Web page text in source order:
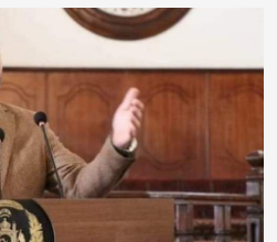
تاکید کردند که رهبران کشورهای اسلامی
حکومت فعلی علیه زنان استفاده کرده و
دختران تشویق کنند. در این
علم و حفاظت از همه افراد فارغ از
منابع، فرصت‌ها و امکاناتی را برای زنان
عدالت هستند،
فعلی باید به لغو محدودیت‌ها علیه زنان
مذاکرات
ارسال می‌شود که قرار است کنفرانسی